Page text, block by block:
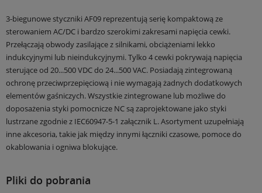
3-biegunowe styczniki AF09 reprezentują serię kompaktową ze
sterowaniem AC/DC i bardzo szerokimi zakresami napięcia cewki.
Przełączają obwody zasilające z silnikami, obciążeniami lekko
indukcyjnymi lub nieindukcyjnymi. Tylko 4 cewki pokrywają napięcia
sterujące od 20...500 VDC do 24...500 VAC. Posiadają zintegrowaną
ochronę przeciwprzepięciową i nie wymagają żadnych dodatkowych
elementów gaśniczych. Wszystkie zintegrowane lub możliwe do
doposażenia styki pomocnicze NC są zaprojektowane jako styki
lustrzane zgodnie z IEC60947-5-1 załącznik L. Asortyment uzupełniają
inne akcesoria, takie jak między innymi łączniki czasowe, pomoce do
okablowania i ogniwa blokujące.
Pliki do pobrania